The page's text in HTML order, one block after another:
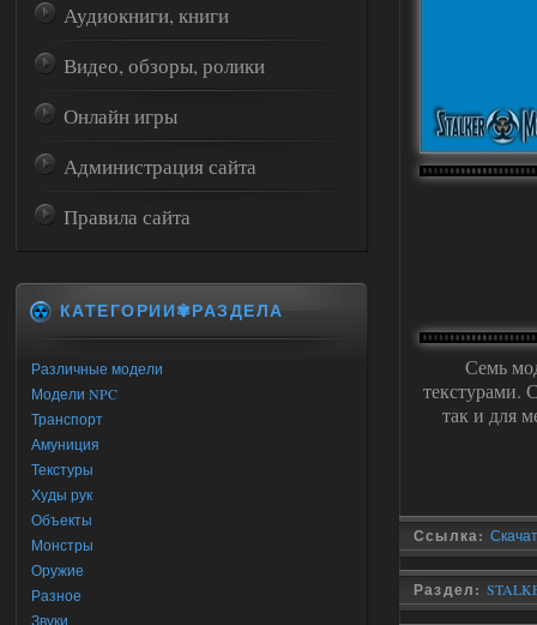
Семь
текстурами.
так и для
Ссылка:
Раздел:
Аудиокниги, книги
Видео, обзоры, ролики
Онлайн игры
Администрация сайта
Правила сайта
КАТЕГОРИИ✾РАЗДЕЛА
Различные модели
Модели NPC
Транспорт
Амуниция
Текстуры
Худы рук
Объекты
Монстры
Оружие
Разное
Звуки